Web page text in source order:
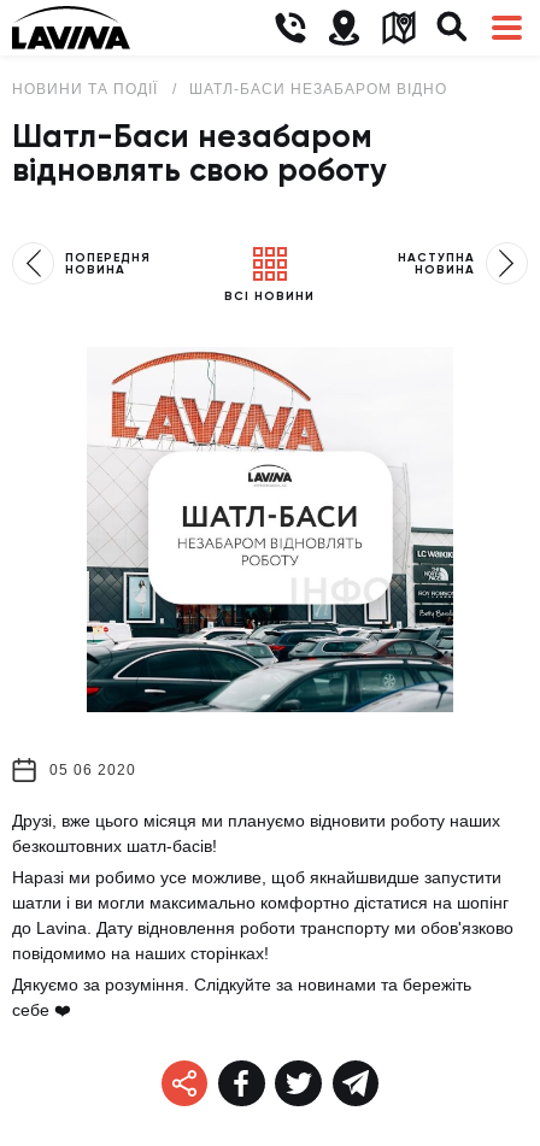
НОВИНИ ТА ПОДІЇ ШАТЛ-БАСИ НЕЗАБАРОМ ВІДНОВЛЯТЬ
Шатл-Баси незабаром
відновлять свою роботу
ПОПЕРЕДНЯ
НОВИНА
ВСІ НОВИНИ
НАСТУПНА
НОВИНА
05 06 2020
Друзі, вже цього місяця ми плануємо відновити роботу наших
безкоштовних шатл-басів!
Наразі ми робимо усе можливе, щоб якнайшвидше запустити
шатли і ви могли максимально комфортно дістатися на шопінг
до Lavina. Дату відновлення роботи транспорту ми обов'язково
повідомимо на наших сторінках!
Дякуємо за розуміння. Слідкуйте за новинами та бережіть
себе ❤️